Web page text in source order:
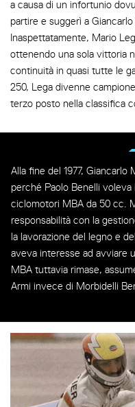
a causa di un infortunio
partire e suggerì a
Inaspettatamente, Mario
ottenendo una sola vittoria
continuità in quasi tutte le
250, Lega divenne
terzo posto nella classifica
Alla fine del 1977,
perché Paolo Benelli
ciclomotori MBA da 50 cc.
responsabilità con la
la lavorazione del legno e
aveva interesse ad avviare
MBA tuttavia rimase,
Armi invece di Morbidelli